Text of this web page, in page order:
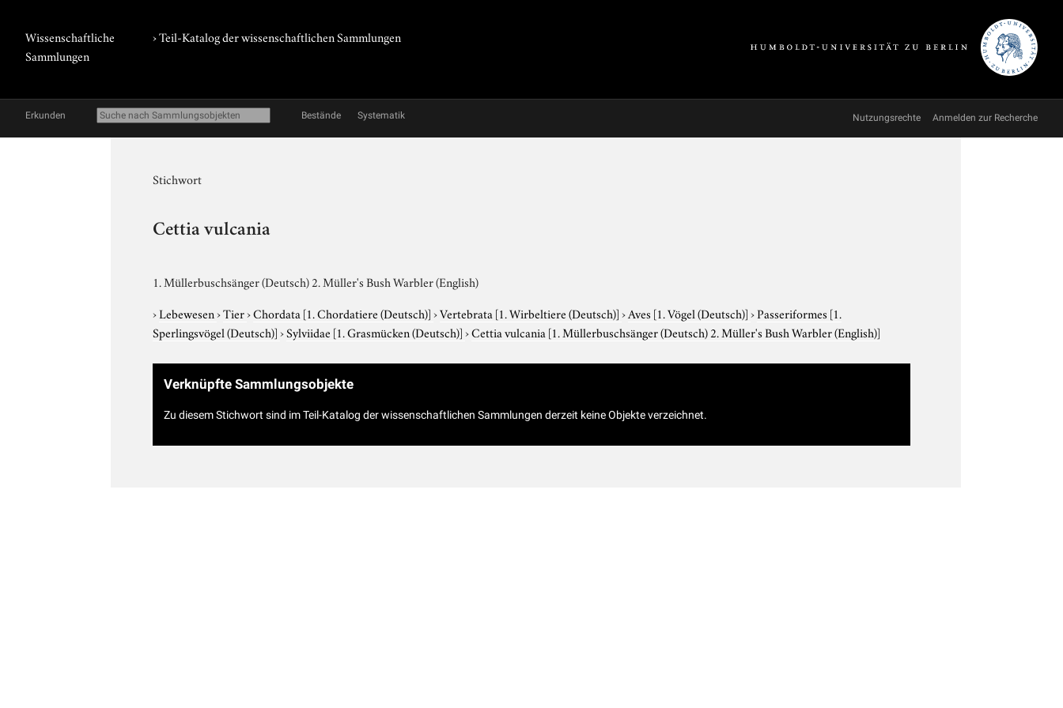
Wissenschaftliche
Sammlungen
› Teil-Katalog der wissenschaftlichen Sammlungen
Erkunden Bestände Systematik Nutzungsrechte Anmelden zur Recherche
Stichwort
Cettia vulcania
1. Müllerbuschsänger (Deutsch) 2. Müller's Bush Warbler (English)
›Lebewesen›Tier›Chordata [1. Chordatiere (Deutsch)]›Vertebrata [1. Wirbeltiere (Deutsch)]›Aves [1. Vögel (Deutsch)]›Passeriformes [1.
Sperlingsvögel (Deutsch)]›Sylviidae [1. Grasmücken (Deutsch)]›Cettia vulcania [1. Müllerbuschsänger (Deutsch) 2. Müller's Bush Warbler (English)]
Verknüpfte Sammlungsobjekte
Zu diesem Stichwort sind im Teil-Katalog der wissenschaftlichen Sammlungen derzeit keine Objekte verzeichnet.